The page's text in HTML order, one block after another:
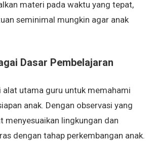
materi pada waktu yang tepat,
seminimal mungkin agar anak
Dasar Pembelajaran
alat utama guru untuk memahami
anak. Dengan observasi yang
menyesuaikan lingkungan dan
dengan tahap perkembangan anak.